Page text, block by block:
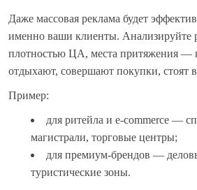
Даже массовая реклама будет
именно ваши клиенты. Анализируйте
плотностью ЦА, места притяжения —
отдыхают, совершают покупки, стоят
Пример:
для ритейла и e-commerce —
магистрали, торговые центры;
для премиум-брендов —
туристические зоны.